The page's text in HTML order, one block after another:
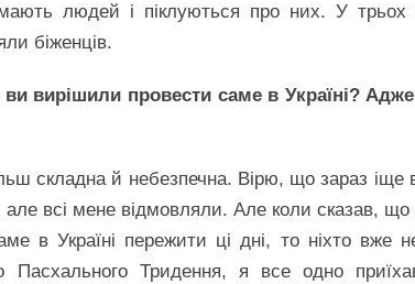
людей і піклуються про них. У трьох
біженців.
вирішили провести саме в Україні?
складна й небезпечна. Вірю, що зараз іще
але всі мене відмовляли. Але коли сказав,
в Україні пережити ці дні, то ніхто вже
Пасхального Тридення, я все одно